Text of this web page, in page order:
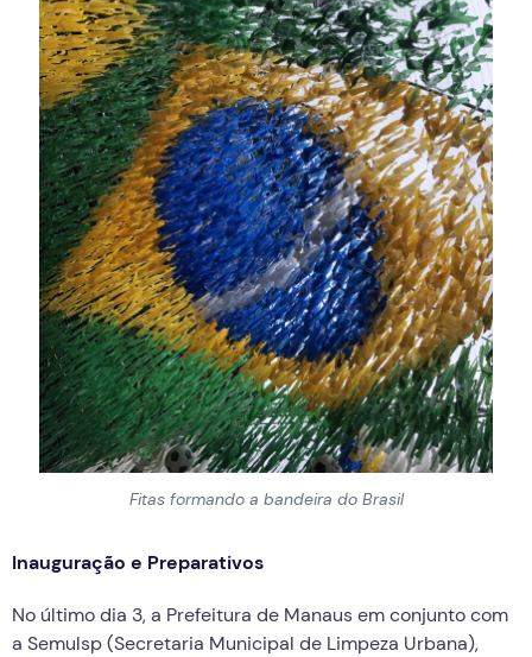
Fitas formando a bandeira do Brasil
Inauguração e Preparativos
No último dia 3, a Prefeitura de Manaus em conjunto com
a Semulsp (Secretaria Municipal de Limpeza Urbana),